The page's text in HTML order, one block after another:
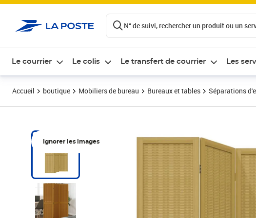
N° de suivi, rechercher un produit ou un
Le courrier Le colis Le transfert de courrier Les
Accueil boutique Mobiliers de bureau Bureaux et tables Séparations
Ignorer les images